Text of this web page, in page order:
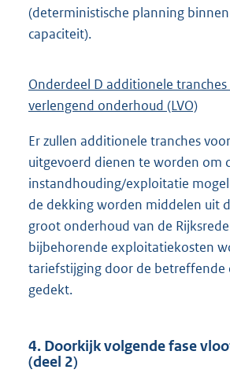
(deterministische planning
capaciteit).
Onderdeel D additionele
verlengend onderhoud (LVO)
Er zullen additionele tranches
uitgevoerd dienen te worden om
instandhouding/exploitatie
de dekking worden middelen uit
groot onderhoud van de
bijbehorende exploitatiekosten
tariefstijging door de betreffende
gedekt.
4. Doorkijk volgende fase
(deel 2)